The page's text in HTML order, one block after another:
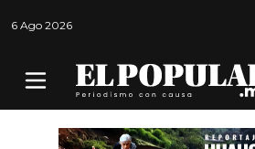
6 Ago 2026